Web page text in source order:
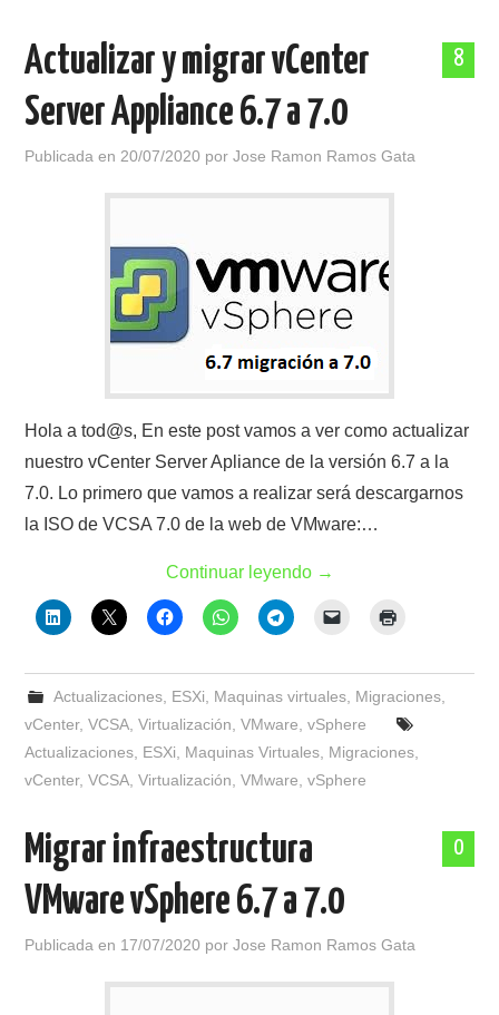
8
Actualizar y migrar vCenter
Server Appliance 6.7 a 7.0
Publicada en 20/07/2020 porJose Ramon Ramos Gata
Hola a tod@s, En este post vamos a ver como actualizar
nuestro vCenter Server Apliance de la versión 6.7 a la
7.0. Lo primero que vamos a realizar será descargarnos
la ISO de VCSA 7.0 de la web de VMware:…
Continuar leyendo →
Actualizaciones, ESXi Maquinas virtuales, Migraciones,
vCenter,VCSA ,Virtualización ,VMware ,vSphere
Actualizaciones ESXi Maquinas Virtuales Migraciones
vCenter,VCSA ,Virtualización ,VMware ,vSphere
0
Migrar infraestructura
VMware vSphere 6.7 a 7.0
Publicada en 17/07/2020 porJose Ramon Ramos Gata